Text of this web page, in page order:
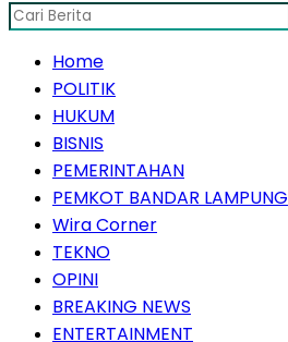
Home
POLITIK
HUKUM
BISNIS
PEMERINTAHAN
PEMKOT BANDAR LAMPUNG
Wira Corner
TEKNO
OPINI
BREAKING NEWS
ENTERTAINMENT